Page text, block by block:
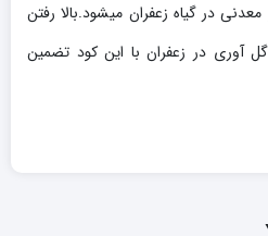
در گیاه زعفران میشود.بالا رفتن
آوری در زعفران با این کود تضمین